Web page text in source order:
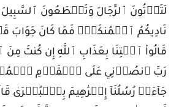
لَتَأۡتُونَ ٱلرِّجَالَ وَتَقۡطَعُونَ
نَادِيكُمُ ٱلۡمُنكَرَۖ فَمَا كَانَ جَوَابَ
جَآءَتۡ رُسُلُنَآ إِبۡرَٰهِيمَ بِٱلۡبُشۡرَىٰ